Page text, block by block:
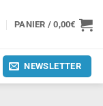
PANIER /0,00€
NEWSLETTER